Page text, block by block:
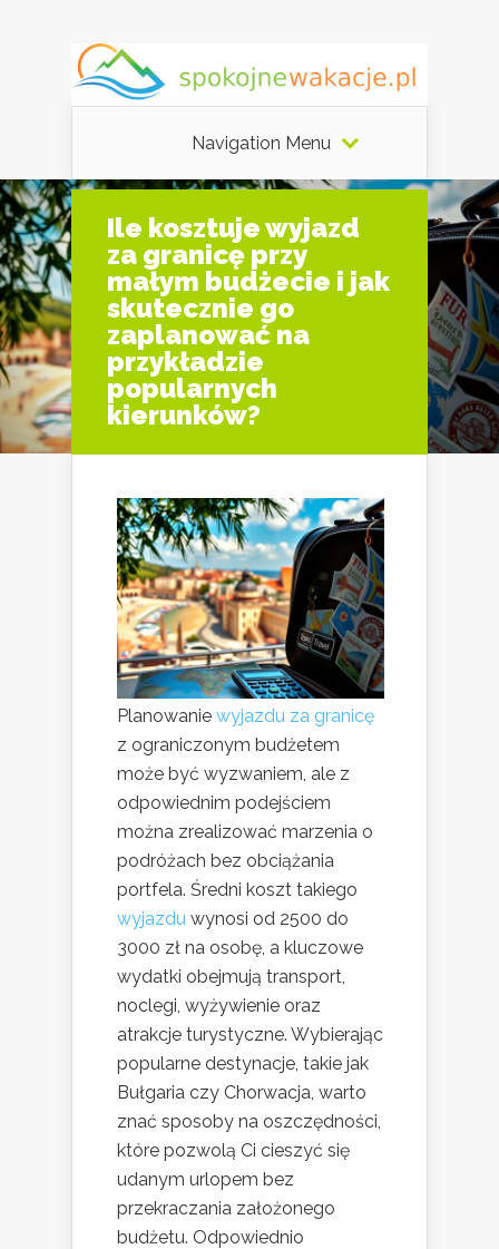
Navigation Menu
Ile kosztuje wyjazd
za granicę przy
małym budżecie i jak
skutecznie go
zaplanować na
przykładzie
popularnych
kierunków?
Planowanie wyjazdu za granicę
z ograniczonym budżetem
może być wyzwaniem, ale z
odpowiednim podejściem
można zrealizować marzenia o
podróżach bez obciążania
portfela. Średni koszt takiego
wyjazdu wynosi od 2500 do
3000 zł na osobę, a kluczowe
wydatki obejmują transport,
noclegi, wyżywienie oraz
atrakcje turystyczne. Wybierając
popularne destynacje, takie jak
Bułgaria czy Chorwacja, warto
znać sposoby na oszczędności,
które pozwolą Ci cieszyć się
udanym urlopem bez
przekraczania założonego
budżetu. Odpowiednio